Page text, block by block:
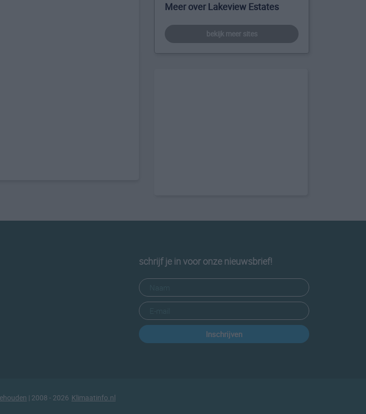
Meer over Lakeview Estates
bekijk meer sites
schrijf je in voor onze nieuwsbrief!
Inschrijven
| 2008 - 2026 Klimaatinfo.nl